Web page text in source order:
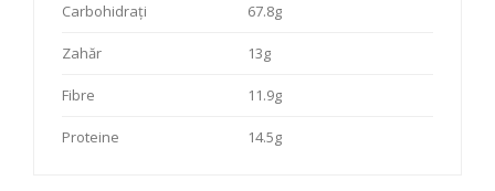
Carbohidrați 67.8g
Zahăr 13g
Fibre 11.9g
Proteine 14.5g